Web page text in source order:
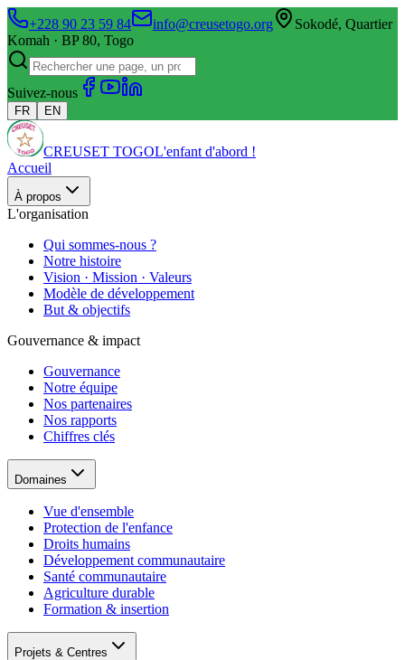
+228 90 23 59 84 info@creusetogo.org
Sokodé, Quartier
Komah · BP 80, Togo
Suivez-nous
FR EN
CREUSET TOGOL'enfant d'abord !
Accueil
À propos
L'organisation
Qui sommes-nous ?
Notre histoire
Vision · Mission · Valeurs
Modèle de développement
But & objectifs
Gouvernance & impact
Gouvernance
Notre équipe
Nos partenaires
Nos rapports
Chiffres clés
Domaines
Vue d'ensemble
Protection de l'enfance
Droits humains
Développement communautaire
Santé communautaire
Agriculture durable
Formation & insertion
Projets & Centres